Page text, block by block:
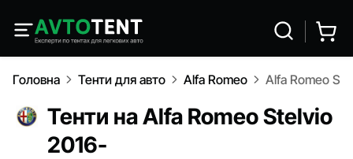
Головна Тенти для авто Alfa Romeo Alfa Romeo
Тенти на Alfa Romeo Stelvio
2016-